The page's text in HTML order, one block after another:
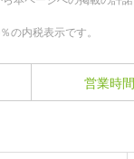
の内税表示です。
営業時